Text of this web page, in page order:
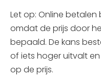
Let op: Online
omdat de prijs door
bepaald. De kans
of iets hoger uitvalt
op de prijs.